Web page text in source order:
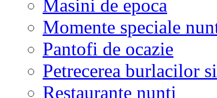
Masini de epoca
Momente speciale
Pantofi de ocazie
Petrecerea burlacilor
Restaurante nunti